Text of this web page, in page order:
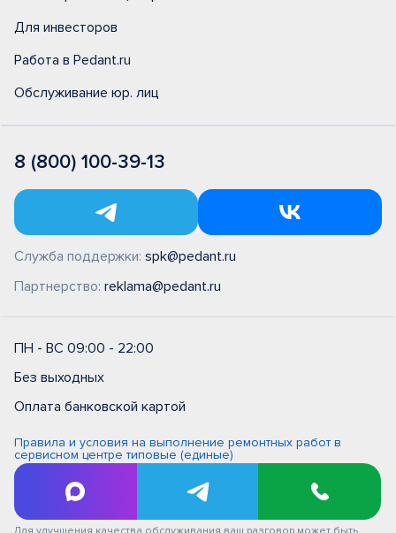
Для инвесторов
Работа в Pedant.ru
Обслуживание юр. лиц
8 (800) 100-39-13
Служба поддержки: spk@pedant.ru
Партнерство: reklama@pedant.ru
ПН - ВС 09:00 - 22:00
Без выходных
Оплата банковской картой
Правила и условия на выполнение ремонтных работ в
сервисном центре типовые (единые)
Политика обработки персональных данных
Политика обработки персональных данных в ООО
"Цифровой сервис"